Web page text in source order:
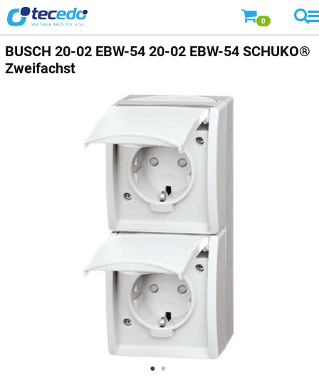
0
BUSCH 20-02 EBW-54 20-02 EBW-54 SCHUKO®
Zweifachst